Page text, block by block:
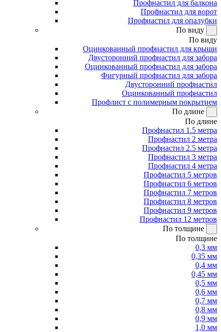
Профнастил для балкона
Профнастил для ворот
Профнастил для опалубки
По виду
По виду
Оцинкованный профнастил для крыши
Двусторонний профнастил для забора
Оцинкованный профнастил для забора
Фигурный профнастил для забора
Двусторонний профнастил
Оцинкованный профнастил
Профлист с полимерным покрытием
По длине
По длине
Профнастил 1.5 метра
Профнастил 2 метра
Профнастил 2.5 метра
Профнастил 3 метра
Профнастил 4 метра
Профнастил 5 метров
Профнастил 6 метров
Профнастил 7 метров
Профнастил 8 метров
Профнастил 9 метров
Профнастил 12 метров
По толщине
По толщине
0,3 мм
0,35 мм
0,4 мм
0,45 мм
0,5 мм
0,6 мм
0,7 мм
0,8 мм
0,9 мм
1,0 мм